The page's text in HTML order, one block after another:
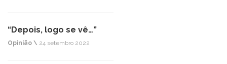
“Depois, logo se vê…”
Opinião \ 24 setembro 2022